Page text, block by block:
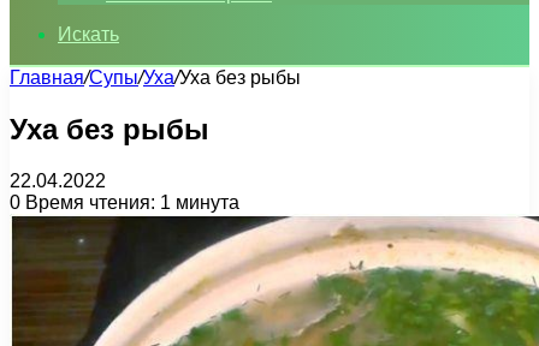
Искать
Главная/Супы/Уха/Уха без рыбы
Уха без рыбы
22.04.2022
0 Время чтения: 1 минута